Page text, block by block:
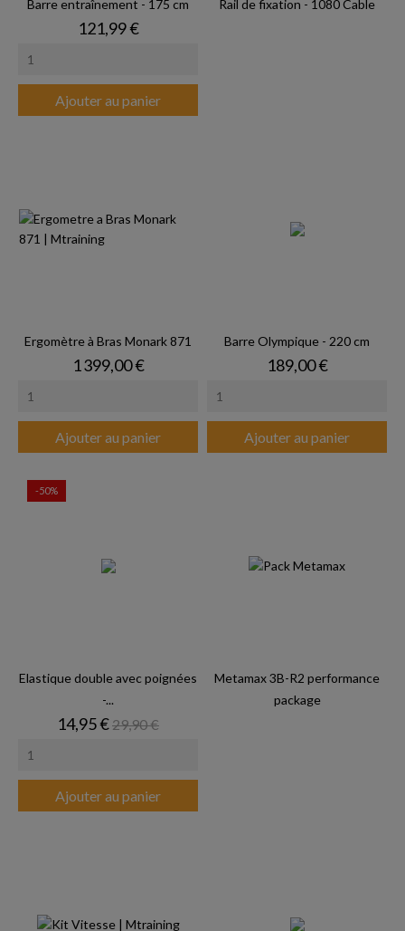
Barre entraînement - 175 cm
Prix
121,99 €
Ajouter au panier
Rail de fixation - 1080 Cable
Ergomètre à Bras Monark 871
Prix
1 399,00 €
Ajouter au panier
Barre Olympique - 220 cm
Prix
189,00 €
Ajouter au panier
Elastique double avec poignées
-...
Prix
14,95 €Prix de base
29,90 €
Ajouter au panier
-50%
Metamax 3B-R2 performance
package